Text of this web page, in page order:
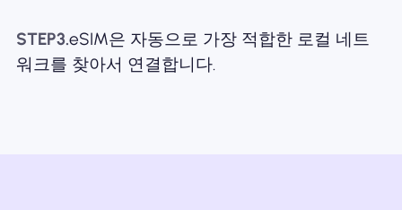
STEP3.eSIM은 자동으로 가장 적합한 로컬 네트
워크를 찾아서 연결합니다.